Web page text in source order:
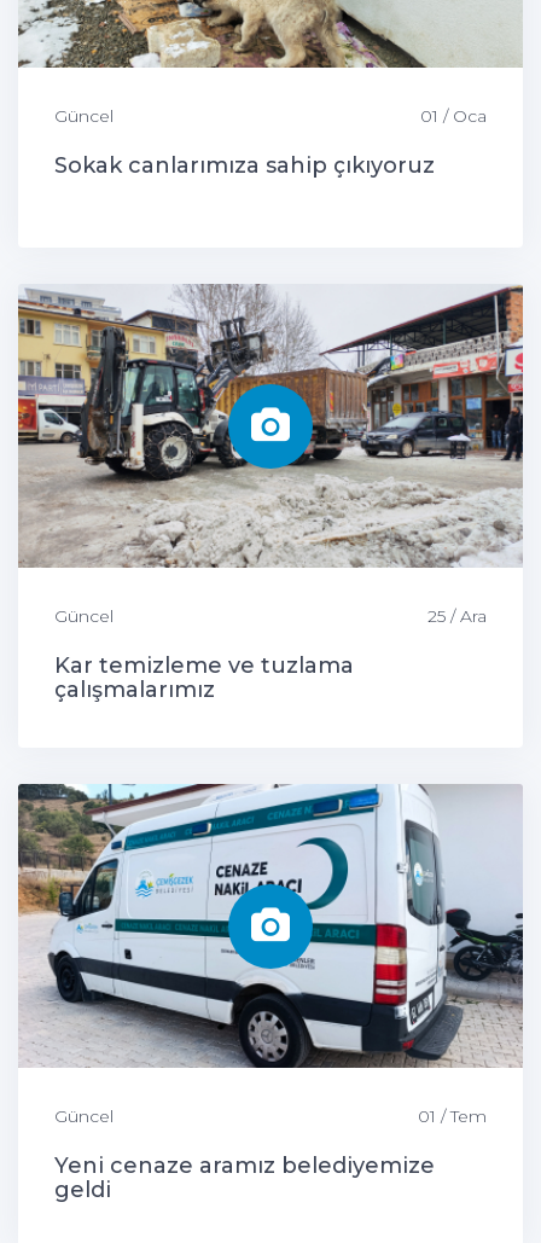
Güncel 01 / Oca
Sokak canlarımıza sahip çıkıyoruz
Güncel 25 / Ara
Kar temizleme ve tuzlama
çalışmalarımız
Güncel 01 / Tem
Yeni cenaze aramız belediyemize
geldi